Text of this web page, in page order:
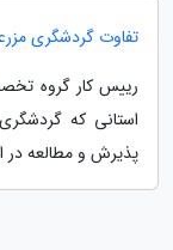
تفاوت گردشگری
رییس کار گروه
استانی که
پذیرش و مطالعه در